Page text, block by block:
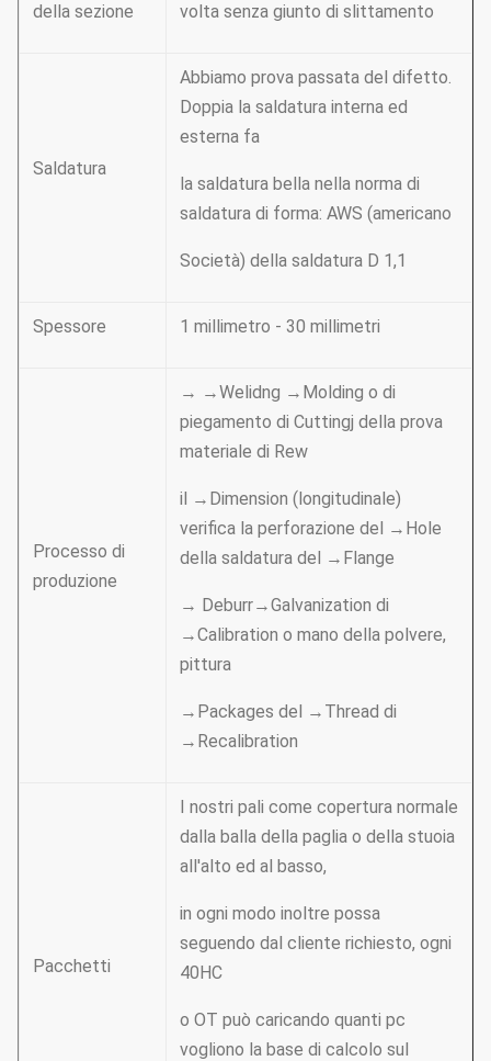
della sezione
volta senza giunto di slittamento
Saldatura
Abbiamo prova passata del difetto.
Doppia la saldatura interna ed
esterna fa
la saldatura bella nella norma di
saldatura di forma: AWS (americano
Società) della saldatura D 1,1
Spessore 1 millimetro - 30 millimetri
Processo di
produzione
→ →Welidng →Molding o di
piegamento di Cuttingj della prova
materiale di Rew
il →Dimension (longitudinale)
verifica la perforazione del →Hole
della saldatura del →Flange
→ Deburr→Galvanization di
→Calibration o mano della polvere,
pittura
→Packages del →Thread di
→Recalibration
Pacchetti
I nostri pali come copertura normale
dalla balla della paglia o della stuoia
all'alto ed al basso,
in ogni modo inoltre possa
seguendo dal cliente richiesto, ogni
40HC
o OT può caricando quanti pc
vogliono la base di calcolo sul